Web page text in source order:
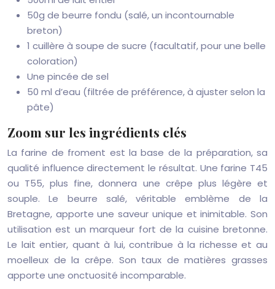
50g de beurre fondu (salé, un incontournable
breton)
1 cuillère à soupe de sucre (facultatif, pour une belle
coloration)
Une pincée de sel
50 ml d’eau (filtrée de préférence, à ajuster selon la
pâte)
Zoom sur les ingrédients clés
La farine de froment est la base de la préparation, sa
qualité influence directement le résultat. Une farine T45
ou T55, plus fine, donnera une crêpe plus légère et
souple. Le beurre salé, véritable emblème de la
Bretagne, apporte une saveur unique et inimitable. Son
utilisation est un marqueur fort de la cuisine bretonne.
Le lait entier, quant à lui, contribue à la richesse et au
moelleux de la crêpe. Son taux de matières grasses
apporte une onctuosité incomparable.